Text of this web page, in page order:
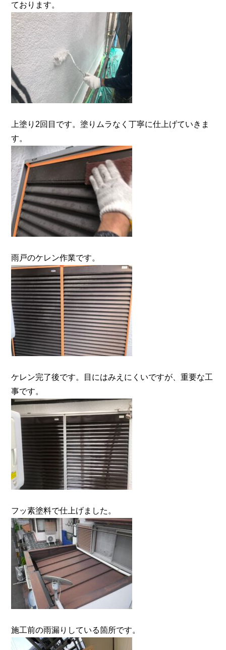
ております。
上塗り2回目です。塗りムラなく丁寧に仕上げていきま
す。
雨戸のケレン作業です。
ケレン完了後です。目にはみえにくいですが、重要な工
事です。
フッ素塗料で仕上げました。
施工前の雨漏りしている箇所です。